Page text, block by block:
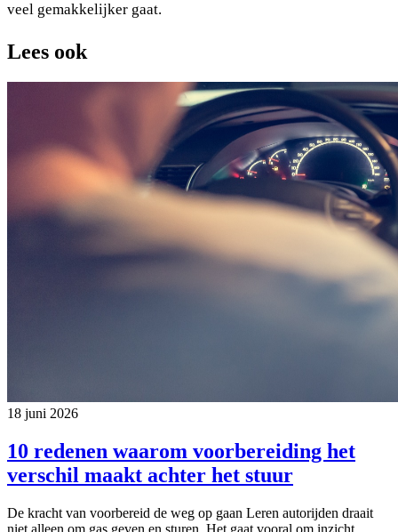
veel gemakkelijker gaat.
Lees ook
18 juni 2026
10 redenen waarom voorbereiding het
verschil maakt achter het stuur
De kracht van voorbereid de weg op gaan Leren autorijden draait
niet alleen om gas geven en sturen. Het gaat vooral om inzicht,